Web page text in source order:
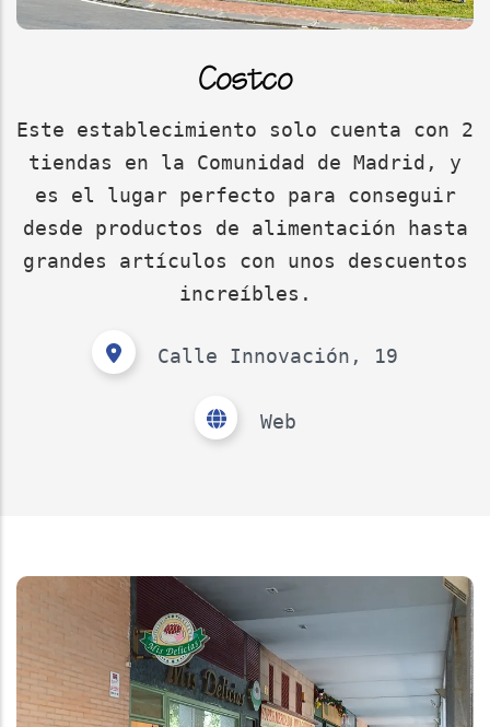
Costco
Este establecimiento solo cuenta con 2
tiendas en la Comunidad de Madrid, y
es el lugar perfecto para conseguir
desde productos de alimentación hasta
grandes artículos con unos descuentos
increíbles.
Calle Innovación, 19
Web